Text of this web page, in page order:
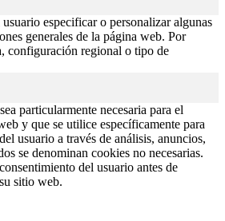
especificar o personalizar algunas
generales de la página web. Por
configuración regional o tipo de
particularmente necesaria para el
y que se utilice específicamente para
usuario a través de análisis, anuncios,
se denominan cookies no necesarias.
del usuario antes de
sitio web.